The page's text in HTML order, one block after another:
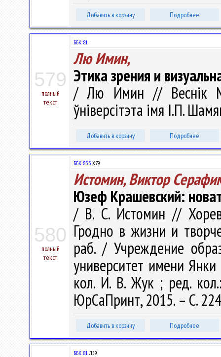
Добавить в корзину Подробнее
579
полный
текст
ББК 81
Лю Имин,
Этика зрения и
/ Лю Имин // Веснік
ўніверсітэта імя І.П.
Добавить в корзину Подробнее
580
полный
текст
ББК 83.3 Х79
Истомин, Виктор
Юзеф Крашевский:
/ В. С. Истомин //
Гродно в жизни и
раб. / Учреждение
университет имени
кол. И. В. Жук ; ред.
ЮрСаПринт, 2015. – С.
Добавить в корзину Подробнее
ББК 81.Л59